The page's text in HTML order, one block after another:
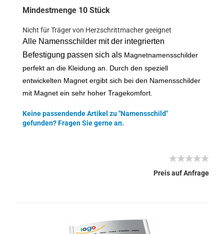
Mindestmenge 10 Stück
Nicht für Träger von Herzschrittmacher geeignet
Alle Namensschilder mit der integrierten
Befestigung passen sich als Magnetnamensschilder
perfekt an die Kleidung an. Durch den speziell
entwickelten Magnet ergibt sich bei den Namensschilder
mit Magnet ein sehr hoher Tragekomfort.
Keine passendende Artikel zu "Namensschild"
gefunden? Fragen Sie gerne an.
Preis auf Anfrage